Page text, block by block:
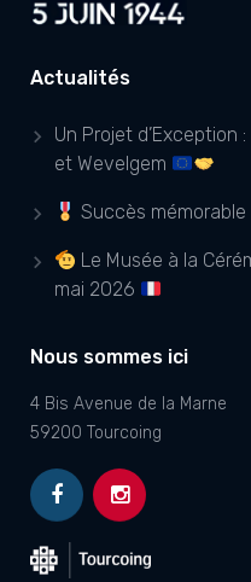
Actualités
Un Projet d’Exception
et Wevelgem
Succès mémorable
Le Musée à la
mai 2026
Nous sommes ici
4 Bis Avenue de la Marne
59200 Tourcoing